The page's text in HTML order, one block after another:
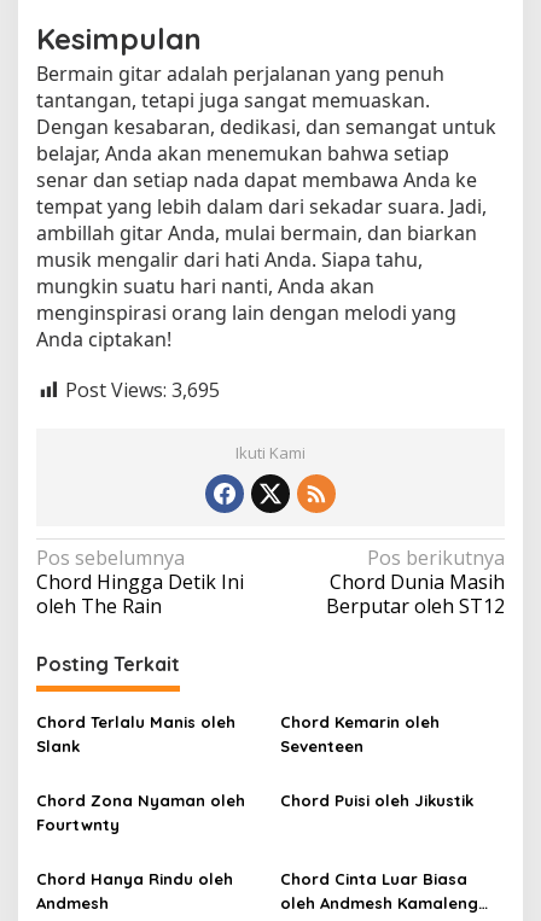
Kesimpulan
Bermain gitar adalah perjalanan yang penuh
tantangan, tetapi juga sangat memuaskan.
Dengan kesabaran, dedikasi, dan semangat untuk
belajar, Anda akan menemukan bahwa setiap
senar dan setiap nada dapat membawa Anda ke
tempat yang lebih dalam dari sekadar suara. Jadi,
ambillah gitar Anda, mulai bermain, dan biarkan
musik mengalir dari hati Anda. Siapa tahu,
mungkin suatu hari nanti, Anda akan
menginspirasi orang lain dengan melodi yang
Anda ciptakan!
Post Views: 3,695
Ikuti Kami
N
a
i
g
a
s
i
p
o
s
Pos sebelumnya
Chord Hingga Detik Ini
oleh The Rain
Pos berikutnya
Chord Dunia Masih
Berputar oleh ST12
Posting Terkait
Chord Terlalu Manis oleh
Slank
Chord Kemarin oleh
Seventeen
Chord Zona Nyaman oleh
Fourtwnty
Chord Puisi oleh Jikustik
Chord Hanya Rindu oleh
Andmesh
Chord Cinta Luar Biasa
oleh Andmesh Kamaleng